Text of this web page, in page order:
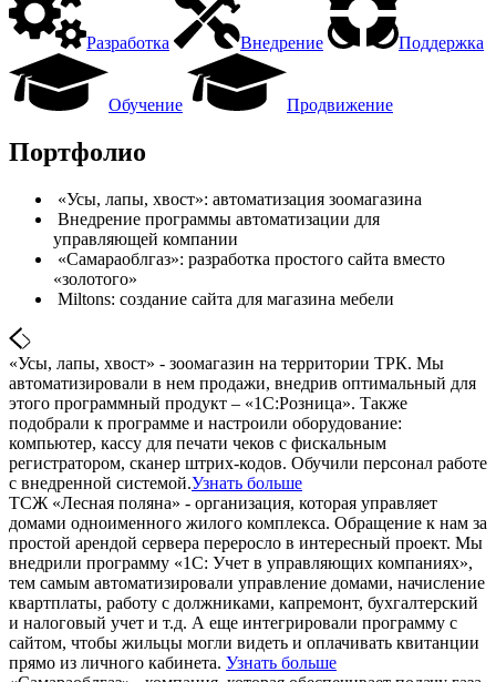
Разработка Внедрение Поддержка
Обучение Продвижение
Портфолио
«Усы, лапы, хвост»: автоматизация зоомагазина
Внедрение программы автоматизации для
управляющей компании
«Самараоблгаз»: разработка простого сайта вместо
«золотого»
Miltons: создание сайта для магазина мебели
«Усы, лапы, хвост» - зоомагазин на территории ТРК. Мы
автоматизировали в нем продажи, внедрив оптимальный для
этого программный продукт – «1С:Розница». Также
подобрали к программе и настроили оборудование:
компьютер, кассу для печати чеков с фискальным
регистратором, сканер штрих-кодов. Обучили персонал работе
с внедренной системой.Узнать больше
ТСЖ «Лесная поляна» - организация, которая управляет
домами одноименного жилого комплекса. Обращение к нам за
простой арендой сервера переросло в интересный проект. Мы
внедрили программу «1С: Учет в управляющих компаниях»,
тем самым автоматизировали управление домами, начисление
квартплаты, работу с должниками, капремонт, бухгалтерский
и налоговый учет и т.д. А еще интегрировали программу с
сайтом, чтобы жильцы могли видеть и оплачивать квитанции
прямо из личного кабинета. Узнать больше